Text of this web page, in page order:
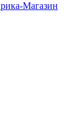
Магазин